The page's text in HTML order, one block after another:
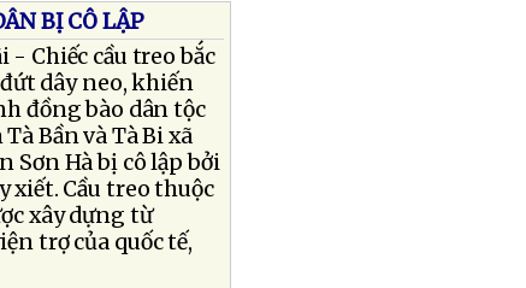
BỊ CÔ LẬP
- Chiếc cầu treo bắc
dây neo, khiến
đồng bào dân tộc
Bần và Tà Bi xã
Sơn Hà bị cô lập bởi
xiết. Cầu treo thuộc
xây dựng từ
trợ của quốc tế,